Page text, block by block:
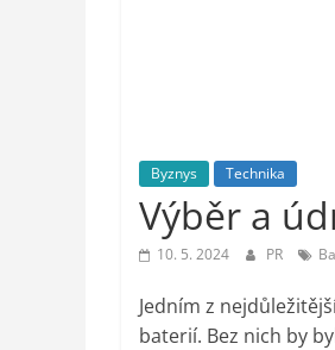
Byznys Technika
Výběr a
10. 5. 2024 PR
Jedním z
baterií. Bez nich by